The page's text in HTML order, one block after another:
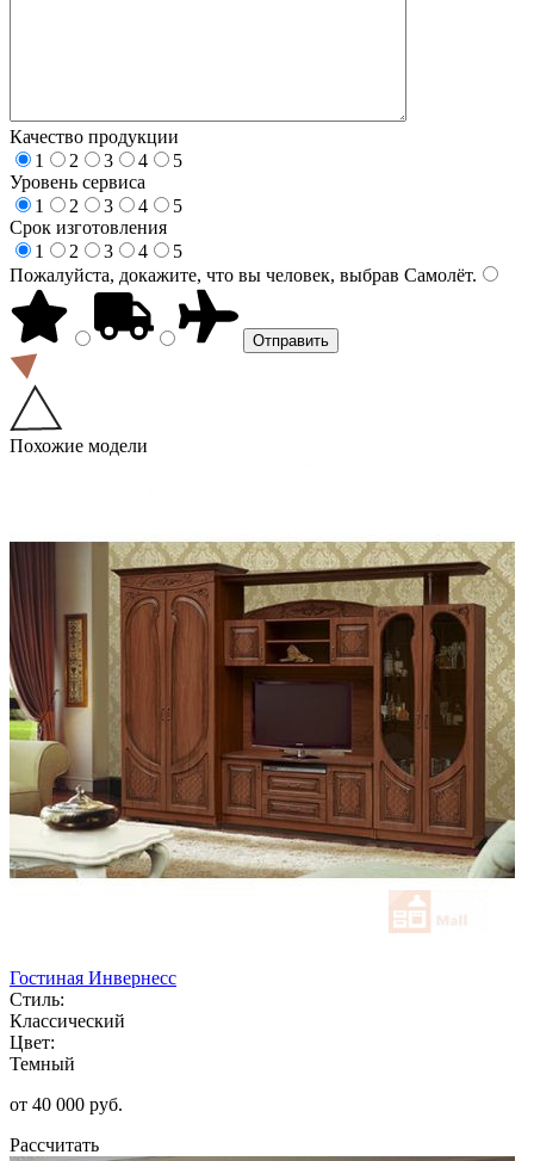
Качество продукции
1
2 3 4
5
Уровень сервиса
1
2 3 4
5
Срок изготовления
1
2 3 4
5
Пожалуйста, докажите, что вы человек, выбрав Самолёт.
Похожие модели
Гостиная Инвернесс
Стиль:
Классический
Цвет:
Темный
от 40 000 руб.
Рассчитать